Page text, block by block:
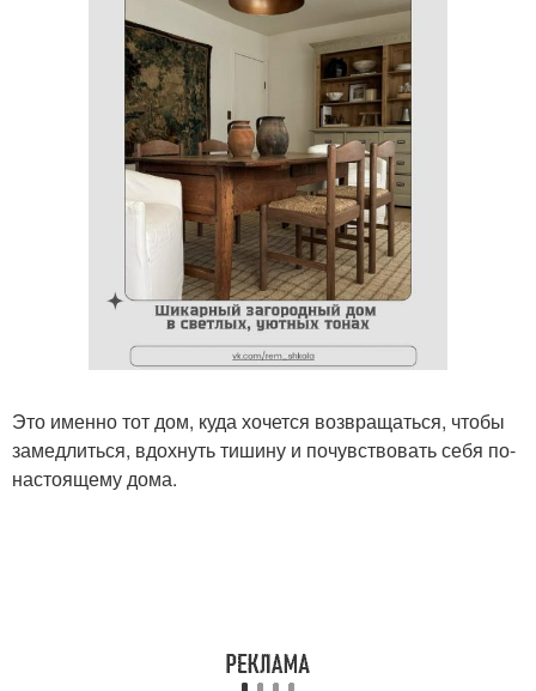
Это именно тот дом, куда хочется возвращаться, чтобы
замедлиться, вдохнуть тишину и почувствовать себя по-
настоящему дома.